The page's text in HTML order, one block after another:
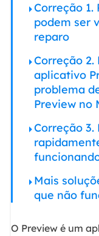
Correção
podem ser
reparo
Correção
aplicativo
problema
Preview no
Correção
Mais
que não
O Preview é um